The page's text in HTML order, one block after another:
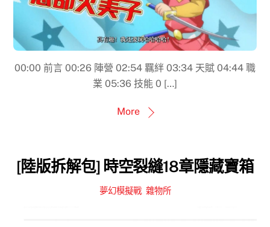
00:00 前言 00:26 陣營 02:54 羈絆 03:34 天賦 04:44 職
業 05:36 技能 0 […]
More
[陸版拆解包] 時空裂縫18章隱藏寶箱
夢幻模擬戰, 雜物所